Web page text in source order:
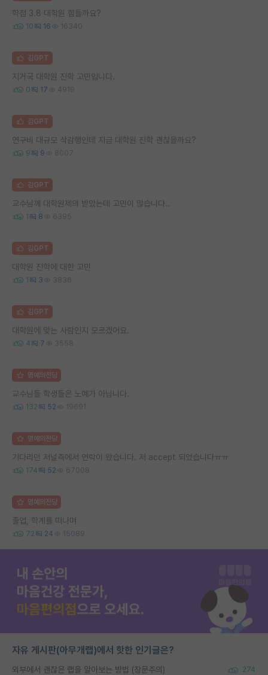
학점 3.8 대학원 힘들까요?
10 16 16340
김GPT
지거국 대학원 진학 고민입니다.
0 17 4919
김GPT
연구비 대규모 삭감행인데 지금 대학원 진학 괜찮을까요?
9 9 8007
김GPT
교수님께 대학원제의 받았는데 고민이 많습니다..
1 8 6395
김GPT
대학원 진학에 대한 고민
1 3 3836
김GPT
대학원에 맞는 사람인지 모르겠어요.
4 7 3558
명예의전당
교수님들 학생들은 노예가 아닙니다.
132 52 19691
명예의전당
기다리던 저널측에서 연락이 왔습니다. 저 accept 되었습니다ㅠㅠ
174 52 67008
명예의전당
졸업, 학계를 떠나며
72 24 15089
자유 게시판(아무개랩)에서 핫한 인기글은?
외부에서 괜찮은 랩을 알아보는 방법 (장문주의) 274